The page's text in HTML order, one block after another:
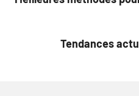
de
Tendances